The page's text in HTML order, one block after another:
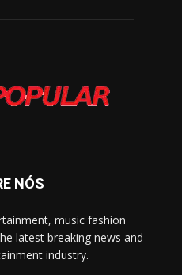
NÓS
music fashion
latest breaking news and
industry.